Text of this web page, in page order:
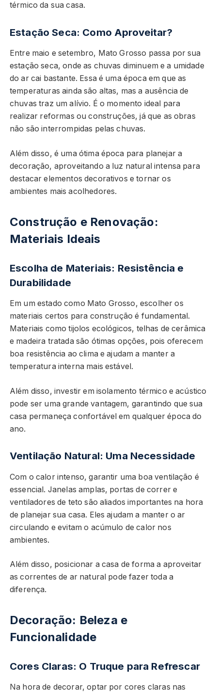
térmico da sua casa.
Estação Seca: Como Aproveitar?
Entre maio e setembro, Mato Grosso passa por sua
estação seca, onde as chuvas diminuem e a umidade
do ar cai bastante. Essa é uma época em que as
temperaturas ainda são altas, mas a ausência de
chuvas traz um alívio. É o momento ideal para
realizar reformas ou construções, já que as obras
não são interrompidas pelas chuvas.
Além disso, é uma ótima época para planejar a
decoração, aproveitando a luz natural intensa para
destacar elementos decorativos e tornar os
ambientes mais acolhedores.
Construção e Renovação:
Materiais Ideais
Escolha de Materiais: Resistência e
Durabilidade
Em um estado como Mato Grosso, escolher os
materiais certos para construção é fundamental.
Materiais como tijolos ecológicos, telhas de cerâmica
e madeira tratada são ótimas opções, pois oferecem
boa resistência ao clima e ajudam a manter a
temperatura interna mais estável.
Além disso, investir em isolamento térmico e acústico
pode ser uma grande vantagem, garantindo que sua
casa permaneça confortável em qualquer época do
ano.
Ventilação Natural: Uma Necessidade
Com o calor intenso, garantir uma boa ventilação é
essencial. Janelas amplas, portas de correr e
ventiladores de teto são aliados importantes na hora
de planejar sua casa. Eles ajudam a manter o ar
circulando e evitam o acúmulo de calor nos
ambientes.
Além disso, posicionar a casa de forma a aproveitar
as correntes de ar natural pode fazer toda a
diferença.
Decoração: Beleza e
Funcionalidade
Cores Claras: O Truque para Refrescar
Na hora de decorar, optar por cores claras nas